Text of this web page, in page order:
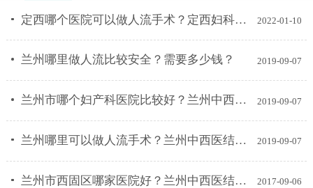
2022-01-10
定西哪个医院可以做人流手术？定西妇科医院做人流手术多少钱？
2019-09-07
兰州哪里做人流比较安全？需要多少钱？
2019-09-07
兰州市哪个妇产科医院比较好？兰州中西医结合医院怎么样？
2019-09-07
兰州哪里可以做人流手术？兰州中西医结合医院做无痛人流要多少钱？
2017-09-06
兰州市西固区哪家医院好？兰州中西医结合医院可以做无痛人流吗？